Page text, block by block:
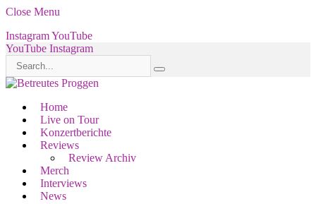
Close Menu
InstagramYouTube
YouTube Instagram
Home
Live on Tour
Konzertberichte
Reviews
Review Archiv
Merch
Interviews
News